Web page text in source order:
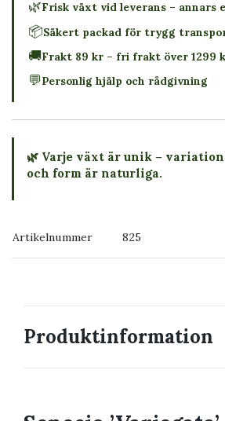
🌿Frisk växt vid leverans – annars
📦Säkert packad för trygg
🚚Frakt 89 kr – fri frakt över 1299
💬Personlig hjälp och rådgivning
🌿 Varje växt är unik –
och form är naturliga.
Artikelnummer 825
Produktinformation